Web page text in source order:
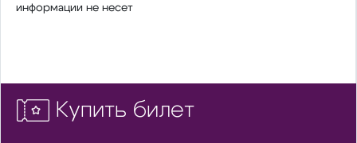
информации не несет
Купить билет